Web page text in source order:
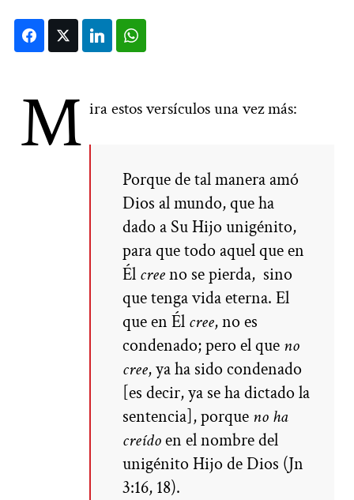
FacebookTwitter LinkedIn
M ira estos versículos una vez más:
Porque de tal manera amó
Dios al mundo, que ha
dado a Su Hijo unigénito,
para que todo aquel que en
Él creeno se pierda, sino
que tenga vida eterna. El
que en Él cree, no es
condenado; pero el que no
cree, ya ha sido condenado
[es decir, ya se ha dictado la
sentencia], porque no ha
creídoen el nombre del
unigénito Hijo de Dios (Jn
3:16, 18).